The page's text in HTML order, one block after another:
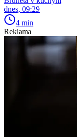
dnes, 09:29
4 min
Reklama